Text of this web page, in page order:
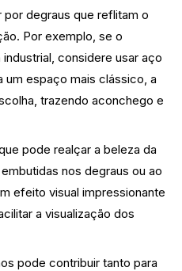
degraus que reflitam o
Por exemplo, se o
considere usar aço
espaço mais clássico, a
trazendo aconchego e
pode realçar a beleza da
nos degraus ou ao
efeito visual impressionante
a visualização dos
pode contribuir tanto para